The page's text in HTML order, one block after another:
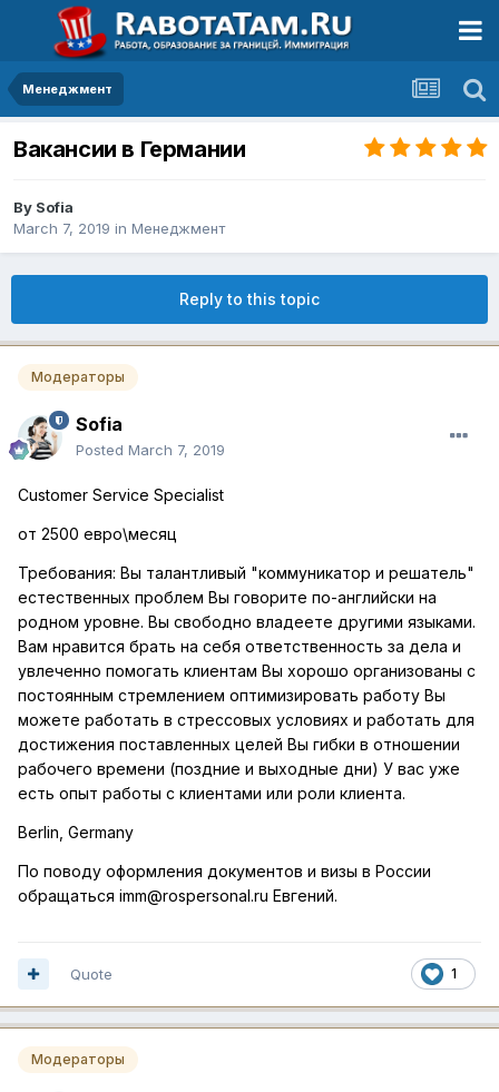
Менеджмент
Вакансии в Германии
By Sofia
March 7, 2019 in Менеджмент
Reply to this topic
Модераторы
Sofia
Posted March 7, 2019
Customer Service Specialist
от 2500 евро\месяц
Требования: Вы талантливый "коммуникатор и решатель"
естественных проблем Вы говорите по-английски на
родном уровне. Вы свободно владеете другими языками.
Вам нравится брать на себя ответственность за дела и
увлеченно помогать клиентам Вы хорошо организованы с
постоянным стремлением оптимизировать работу Вы
можете работать в стрессовых условиях и работать для
достижения поставленных целей Вы гибки в отношении
рабочего времени (поздние и выходные дни) У вас уже
есть опыт работы с клиентами или роли клиента.
Berlin, Germany
По поводу оформления документов и визы в России
обращаться imm@rospersonal.ru Евгений.
1
Quote
Модераторы